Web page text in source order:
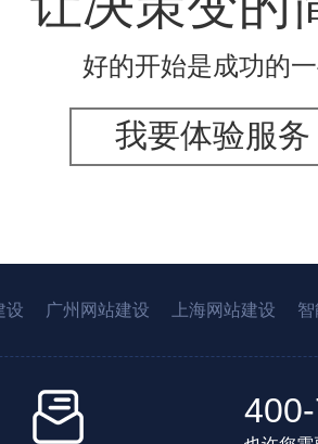
好的开始是成功的
我要体验服务
设 广州网站建设 上海网站建设